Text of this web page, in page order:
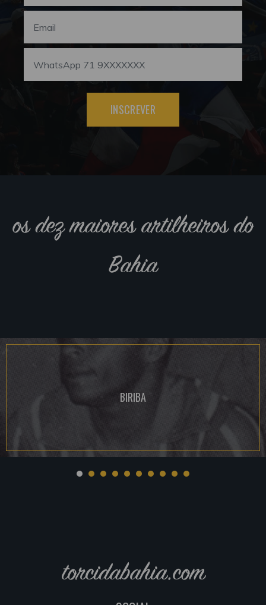
INSCREVER
os dez maiores artilheiros do
Bahia
BIRIBA
torcidabahia.com